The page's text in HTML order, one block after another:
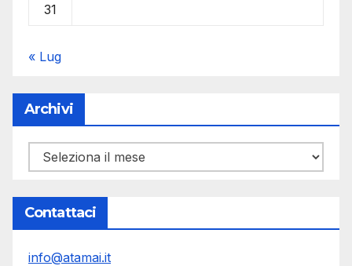
31
« Lug
Archivi
Archivi
Contattaci
info@atamai.it